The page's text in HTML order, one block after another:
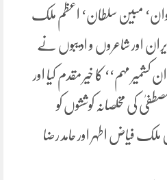
مبین سلطان‘ اعظم ملک
اور شاعروں و ادیبوں نے
کشمیر مہم‘‘ کا خیر مقدم کیا اور
کی مخلصانہ کوششوں کو
فیاض اطہر اور حامد رضا